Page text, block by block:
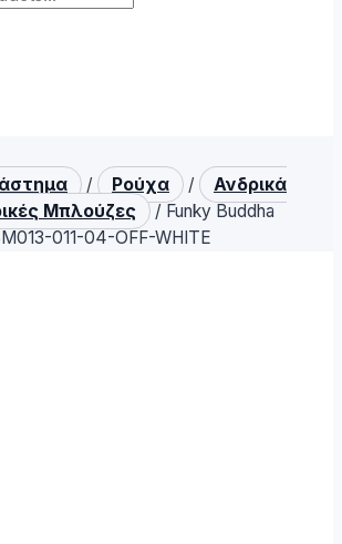
/ Ρούχα /
Ανδρικά
Μπλούζες / Funky Buddha
011-04-OFF-WHITE